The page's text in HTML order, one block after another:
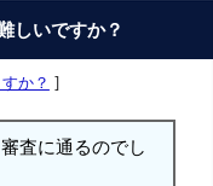
しいですか？
か？ ]
査に通るのでし